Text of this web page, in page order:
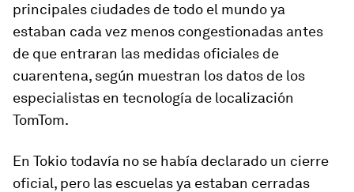
principales ciudades de todo el mundo ya
estaban cada vez menos congestionadas antes
de que entraran las medidas oficiales de
cuarentena, según muestran los datos de los
especialistas en tecnología de localización
TomTom.
En Tokio todavía no se había declarado un cierre
oficial, pero las escuelas ya estaban cerradas